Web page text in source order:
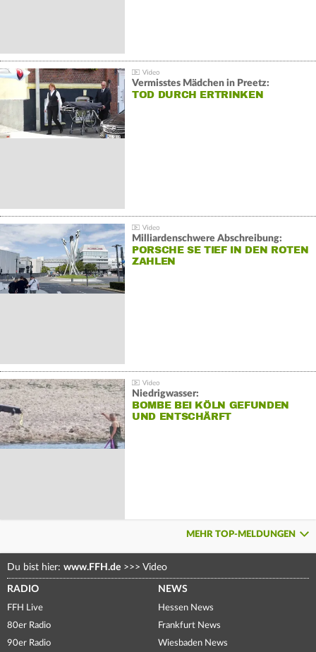
Vermisstes Mädchen in Preetz:
TOD DURCH ERTRINKEN
Milliardenschwere Abschreibung:
PORSCHE SE TIEF IN DEN ROTEN
ZAHLEN
Niedrigwasser:
BOMBE BEI KÖLN GEFUNDEN
UND ENTSCHÄRFT
MEHR TOP-MELDUNGEN
Du bist hier: www.FFH.de >>> Video
RADIO
FFH Live
80er Radio
90er Radio
NEWS
Hessen News
Frankfurt News
Wiesbaden News